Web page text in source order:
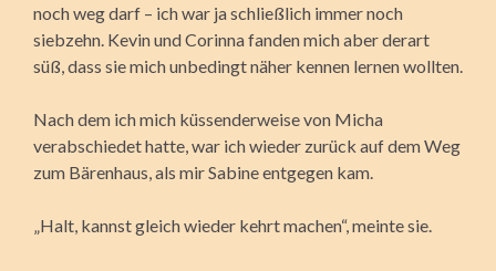
noch weg darf – ich war ja schließlich immer noch
siebzehn. Kevin und Corinna fanden mich aber derart
süß, dass sie mich unbedingt näher kennen lernen wollten.
Nach dem ich mich küssenderweise von Micha
verabschiedet hatte, war ich wieder zurück auf dem Weg
zum Bärenhaus, als mir Sabine entgegen kam.
„Halt, kannst gleich wieder kehrt machen“, meinte sie.